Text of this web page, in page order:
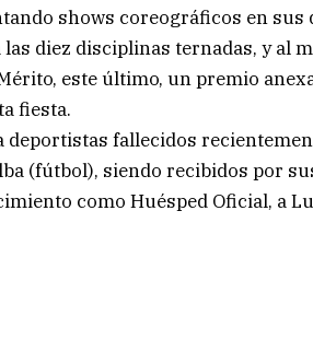
shows coreográficos en sus
diez disciplinas ternadas, y al
este último, un premio
fiesta.
fallecidos
(fútbol), siendo recibidos por
como Huésped Oficial, a